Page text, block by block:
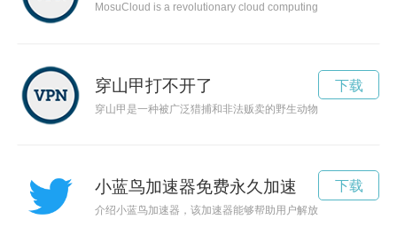
MosuCloud is a revolutionary cloud computing platform that
穿山甲打不开了
穿山甲是一种被广泛猎捕和非法贩卖的野生动物，目前正面临
下载
小蓝鸟加速器免费永久加速
介绍小蓝鸟加速器，该加速器能够帮助用户解放网络畅游，提供
下载